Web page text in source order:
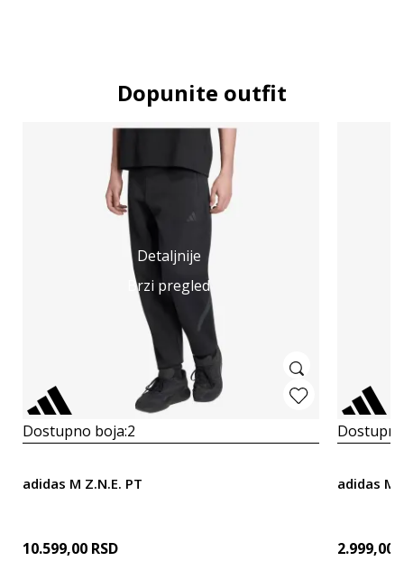
Dopunite outfit
Detaljnije
Brzi pregled
Dostupno boja:2
adidas M Z.N.E. PT
10.599,00 RSD
adidas M
2.999,00